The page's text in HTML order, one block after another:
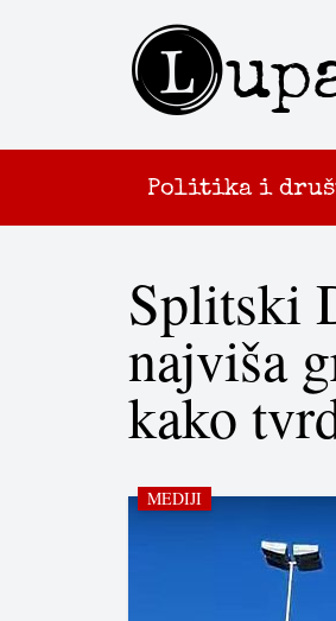
L
Politika i
Splitski
najviša
kako
MEDIJI